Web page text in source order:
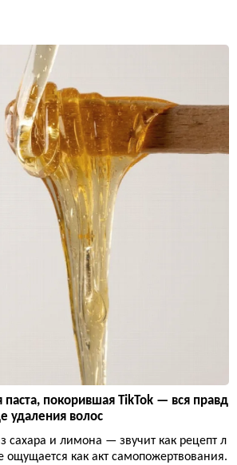
паста, покорившая TikTok — вся правд
удаления волос
сахара и лимона — звучит как рецепт л
как акт самопожертвования.